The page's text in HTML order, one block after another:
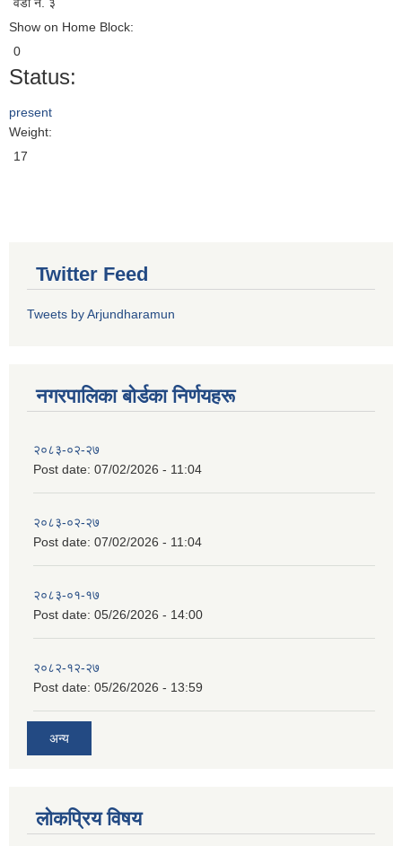
वडा नं. ३
Show on Home Block:
0
Status:
present
Weight:
17
Twitter Feed
Tweets by Arjundharamun
नगरपालिका बाेर्डका निर्णयहरू
२०८३-०२-२७
Post date: 07/02/2026 - 11:04
२०८३-०२-२७
Post date: 07/02/2026 - 11:04
२०८३-०१-१७
Post date: 05/26/2026 - 14:00
२०८२-१२-२७
Post date: 05/26/2026 - 13:59
अन्य
लोकप्रिय विषय